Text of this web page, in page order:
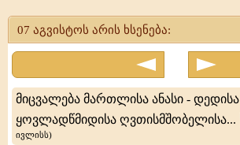
მკურნალნი:
და
დამიანე
-
07 აგვისტოს არის ხსენება:
მიცვალება მართლისა ანასი - დედისა
ყოვლადწმიდისა ღვთისმშობელისა...
ივლისს)